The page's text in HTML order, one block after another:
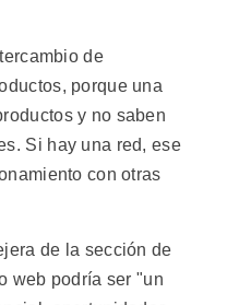
de
porque una
y no saben
Si hay una red, ese
con otras
de la sección de
web podría ser "un